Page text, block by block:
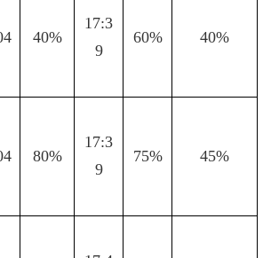
40%
17:3
9
60% 40%
80%
17:3
9
75% 45%